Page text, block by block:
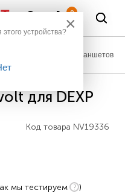
0
Аккумуляторы для планшетов
для DEXP
Код товара NV19336
мы тестируем
)
×
устройства?